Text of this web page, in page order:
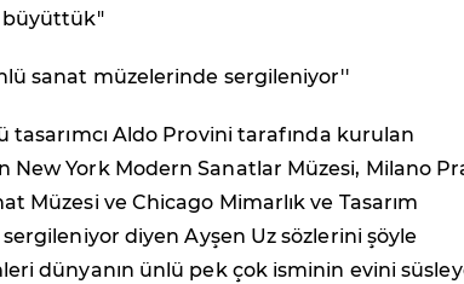
büyüttük"
sanat müzelerinde sergileniyor''
tasarımcı Aldo Provini tarafında kurulan
New York Modern Sanatlar Müzesi, Milano
Müzesi ve Chicago Mimarlık ve Tasarım
diyen Ayşen Uz sözlerini şöyle
dünyanın ünlü pek çok isminin evini